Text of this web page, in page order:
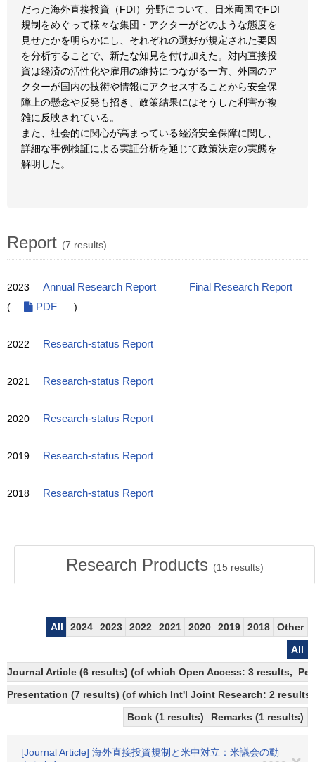
だった海外直接投資（FDI）分野について、日米両国でFDI
規制をめぐって様々な集団・アクターがどのような態度を
見せたかを明らかにし、それぞれの選好が規定された要因
を分析することで、新たな知見を付け加えた。対内直接投
資は経済の活性化や雇用の維持につながる一方、外国のア
クターが国内の技術や情報にアクセスすることから安全保
障上の懸念や反発も招き、政策結果にはそうした利害が複
雑に反映されている。
また、社会的に関心が高まっている経済安全保障に関し、
詳細な事例検証による実証分析を通じて政策決定の実態を
解明した。
Report (7 results)
2023 Annual Research Report
Final Research Report
(
PDF )
2022 Research-status Report
2021 Research-status Report
2020 Research-status Report
2019 Research-status Report
2018 Research-status Report
Research Products (15 results)
All 2024 2023 2022 2021 2020 2019 2018
Other
All
Journal Article (6 results) (of which Open Access: 3 results,
Presentation (7 results) (of which Int'l Joint Research: 2 results)
Book (1 results)
Remarks (1 results)
[Journal Article] 海外直接投資規制と米中対立：米議会の動